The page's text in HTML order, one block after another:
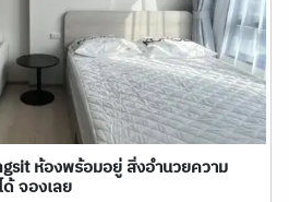
ห้องพร้อมอยู่ สิ่งอำนวยความ
จองเลย